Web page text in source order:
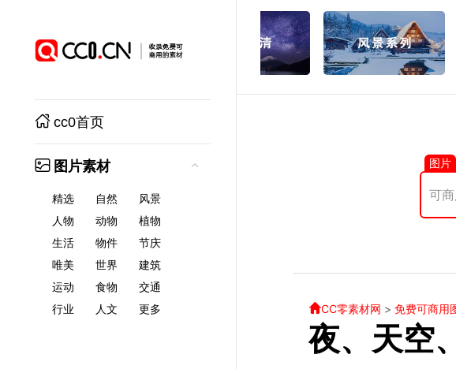
cc0首页
图片素材
精选 自然
风景
人物
动物
植物
生活
物件
节庆
唯美
世界
建筑
运动
食物
交通
行业
人文 更多
图片
CC零素材网 > 免费可商用
夜、天空